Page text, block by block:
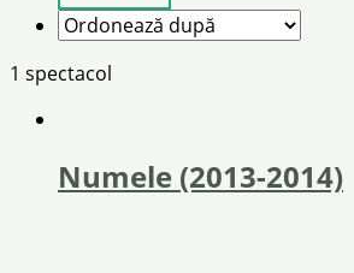
1 spectacol
Numele (2013-2014)